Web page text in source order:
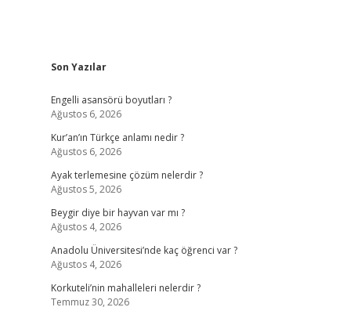
Sidebar
Son Yazılar
Engelli asansörü boyutları ?
Ağustos 6, 2026
Kur’an’ın Türkçe anlamı nedir ?
Ağustos 6, 2026
Ayak terlemesine çözüm nelerdir ?
Ağustos 5, 2026
Beygir diye bir hayvan var mı ?
Ağustos 4, 2026
Anadolu Üniversitesi’nde kaç öğrenci var ?
Ağustos 4, 2026
Korkuteli’nin mahalleleri nelerdir ?
Temmuz 30, 2026